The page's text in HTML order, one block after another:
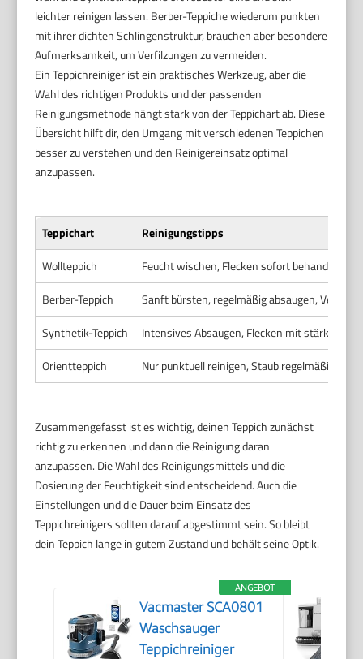
leichter reinigen lassen. Berber-Teppiche wiederum punkten
mit ihrer dichten Schlingenstruktur, brauchen aber besondere
Aufmerksamkeit, um Verfilzungen zu vermeiden.
Ein Teppichreiniger ist ein praktisches Werkzeug, aber die
Wahl des richtigen Produkts und der passenden
Reinigungsmethode hängt stark von der Teppichart ab. Diese
Übersicht hilft dir, den Umgang mit verschiedenen Teppichen
besser zu verstehen und den Reinigereinsatz optimal
anzupassen.
Teppichart
Reinigungstipps
Wollteppich
Feucht wischen, Flecken sofort behandeln,
Berber-Teppich
Sanft bürsten, regelmäßig absaugen,
Synthetik-Teppich
Intensives Absaugen, Flecken mit stärkeren
Orientteppich
Nur punktuell reinigen, Staub regelmäßig
Zusammengefasst ist es wichtig, deinen Teppich zunächst
richtig zu erkennen und dann die Reinigung daran
anzupassen. Die Wahl des Reinigungsmittels und die
Dosierung der Feuchtigkeit sind entscheidend. Auch die
Einstellungen und die Dauer beim Einsatz des
Teppichreinigers sollten darauf abgestimmt sein. So bleibt
dein Teppich lange in gutem Zustand und behält seine Optik.
ANGEBOT
Vacmaster SCA0801
Waschsauger
Teppichreiniger